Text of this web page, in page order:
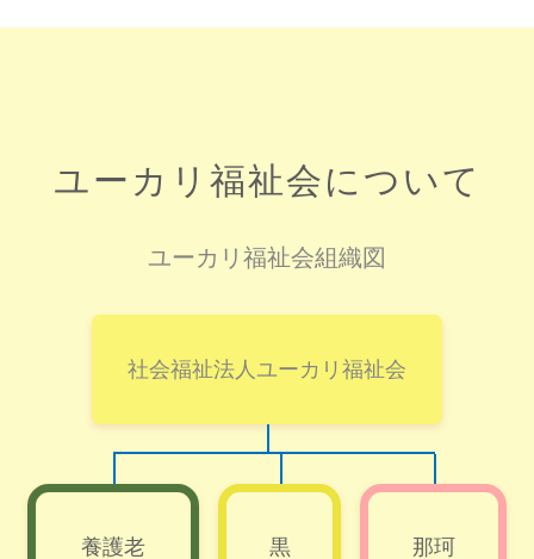
ユーカリ福祉会について
ユーカリ福祉会組織図
社会福祉法人ユーカリ福祉会
養護老 黒 那珂